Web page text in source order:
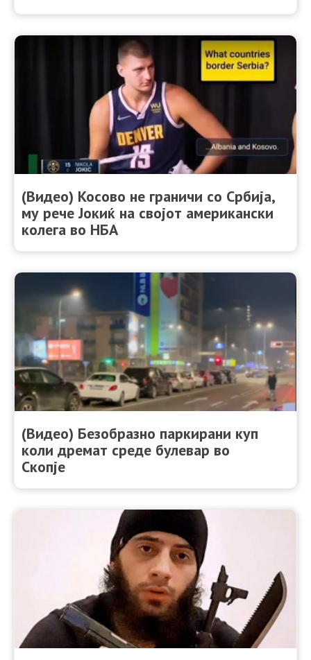
(Видео) Косово не граничи со Србија,
му рече Јокиќ на својот американски
колега во НБА
(Видео) Безобразно паркирани куп
коли дремат среде булевар во
Скопје